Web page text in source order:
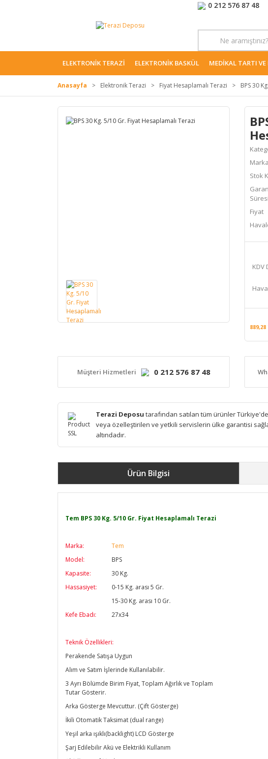
0 212 576 87 48
ELEKTRONIK TERAZI ELEKTRONIK BASKÜL MEDIKAL TARTI VE
Anasayfa Elektronik Terazi Fiyat Hesaplamalı Terazi BPS 30
Marka
Stok
Süresi
Fiyat
KDV
Müşteri Hizmetleri 0 212 576 87 48
Terazi Deposu tarafından satılan tüm ürünler
veya özelleştirilen ve yetkili servislerin ülke garantisi
altındadır.
Ürün Bilgisi
Tem BPS 30 Kg. 5/10 Gr. Fiyat Hesaplamalı Terazi
Marka:
Tem
Model:
BPS
Kapasite:
30 Kg.
Hassasiyet:
0-15 Kg. arası 5 Gr.
15-30 Kg. arası 10 Gr.
Kefe Ebadı:
27x34
Teknik Özellikleri:
Perakende Satışa Uygun
Alım ve Satım İşlerinde Kullanılabilir.
3 Ayrı Bölümde Birim Fiyat, Toplam Ağırlık ve Toplam
Tutar Gösterir.
Arka Gösterge Mevcuttur. (Çift Gösterge)
İkili Otomatik Taksimat (dual range)
Yeşil arka ışıklı(backlight) LCD Gösterge
Şarj Edilebilir Akü ve Elektrikli Kullanım